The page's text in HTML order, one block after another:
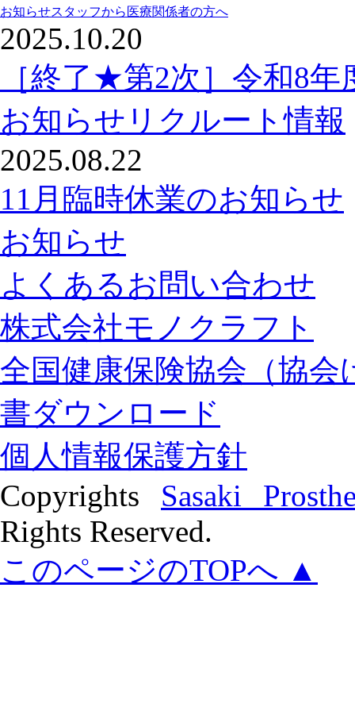
お知らせスタッフから 医療関係者の方へ
2025.10.20
［終了★第2次］令和8
お知らせ リクルート情報
2025.08.22
11月臨時休業のお知らせ
お知らせ
よくあるお問い合わせ
株式会社モノクラフト
全国健康保険協会（協
書ダウンロード
個人情報保護方針
Copyrights Sasaki
Rights Reserved.
このページのTOPへ ▲